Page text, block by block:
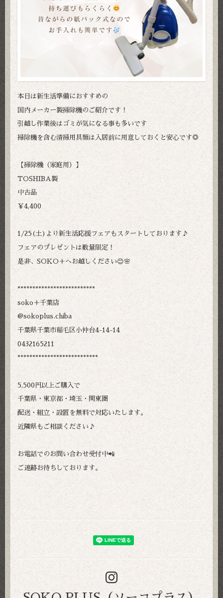
本日は新生活準備におすすめの
国内メーカー製掃除機のご紹介です！
引越し作業後はゴミが気になる事も多いです
掃除機を含む清掃用具類は入居前に用意しておくと安心です◎
【掃除機（家庭用）】
TOSHIBA製
中古品
￥4,400
1/25(土)より新生活応援フェアもスタートしております♪
フェアのプレゼントは数量限定！
是非、SOKO＋へお越しください😊🌸
**************************
soko＋千葉店
@sokoplus.chiba
千葉県千葉市稲毛区小仲台4-14-14
0432165211
***************************
5,500円以上ご購入で
千葉県・東京都・埼玉・関東圏
配送・組立・設置を無料で対応いたします。
近隣県もご相談ください♪
お電話でのお問い合わせ受付中📲
ご連絡お待ちしております。